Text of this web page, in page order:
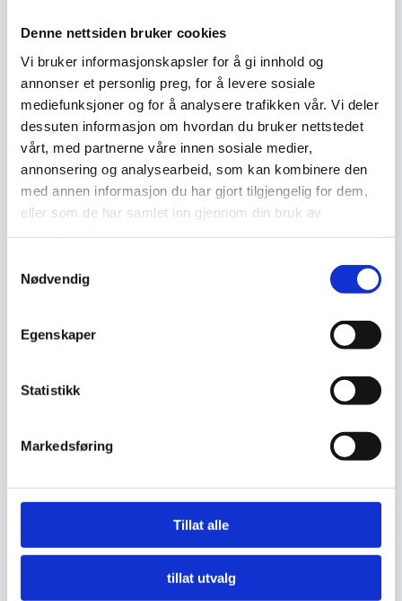
Denne nettsiden bruker cookies
Vi bruker informasjonskapsler for å gi innhold og
annonser et personlig preg, for å levere sosiale
mediefunksjoner og for å analysere trafikken vår. Vi deler
dessuten informasjon om hvordan du bruker nettstedet
vårt, med partnerne våre innen sosiale medier,
annonsering og analysearbeid, som kan kombinere den
med annen informasjon du har gjort tilgjengelig for dem,
eller som de har samlet inn gjennom din bruk av
Nødvendig
Egenskaper
Statistikk
Markedsføring
Tillat alle
tillat utvalg
Soumak Kelim teppe Old
13.990kr
Legg I Handlekurv
Kelim teppe
4.390 kr
Legg I Handlekurv
2.240kr
Legg I Handlekurv Legg I Handlekurv
Ekte Ekte